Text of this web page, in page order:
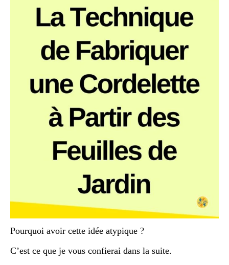
Pourquoi avoir cette idée atypique ?
C’est ce que je vous confierai dans la suite.